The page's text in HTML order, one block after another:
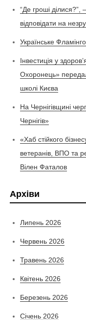
“Де гроші ділися?”,
відповідати на
Українське
Інвестиція у
Охоронець»
школі Києва
На Чернігівщині
Чернігів»
«Хаб стійкого
ветеранів, ВПО та
Вілен Фаталов
Архіви
Липень 2026
Червень 2026
Травень 2026
Квітень 2026
Березень 2026
Січень 2026